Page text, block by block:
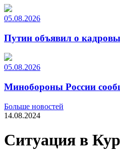
05.08.2026
Путин объявил о
05.08.2026
Минобороны России
Больше новостей
14.08.2024
Ситуация в